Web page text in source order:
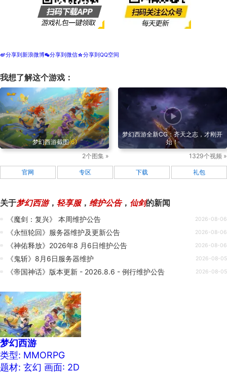
t分享到新浪微博w分享到微信z分享到QQ空间
我想了解这个游戏：
梦幻西游截图(6)
2个图集 »
梦幻西游全新CG：齐天之志，才刚开
始！
1329个视频 »
官网 专区 下载 礼包
关于梦幻西游， 轻享服， 维护公告， 仙剑的新闻
《魔剑：复兴》 本周维护公告 2026-08-06
《永恒轮回》服务器维护及更新公告 2026-08-06
《神佑释放》2026年8 月6日维护公告 2026-08-06
《鬼斩》8月6日服务器维护 2026-08-05
《帝国神话》版本更新 - 2026.8.6 - 例行维护公告 2026-08-05
梦幻西游
类型: MMORPG
题材: 玄幻 画面: 2D